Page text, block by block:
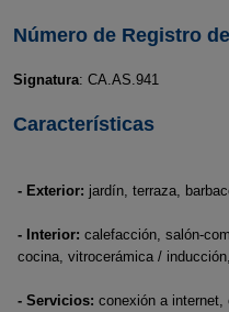
Número de Registro
Signatura: CA.AS.941
Características
- Exterior: jardín, terraza,
- Interior: calefacción, salón-
cocina, vitrocerámica /
- Servicios: conexión a internet,